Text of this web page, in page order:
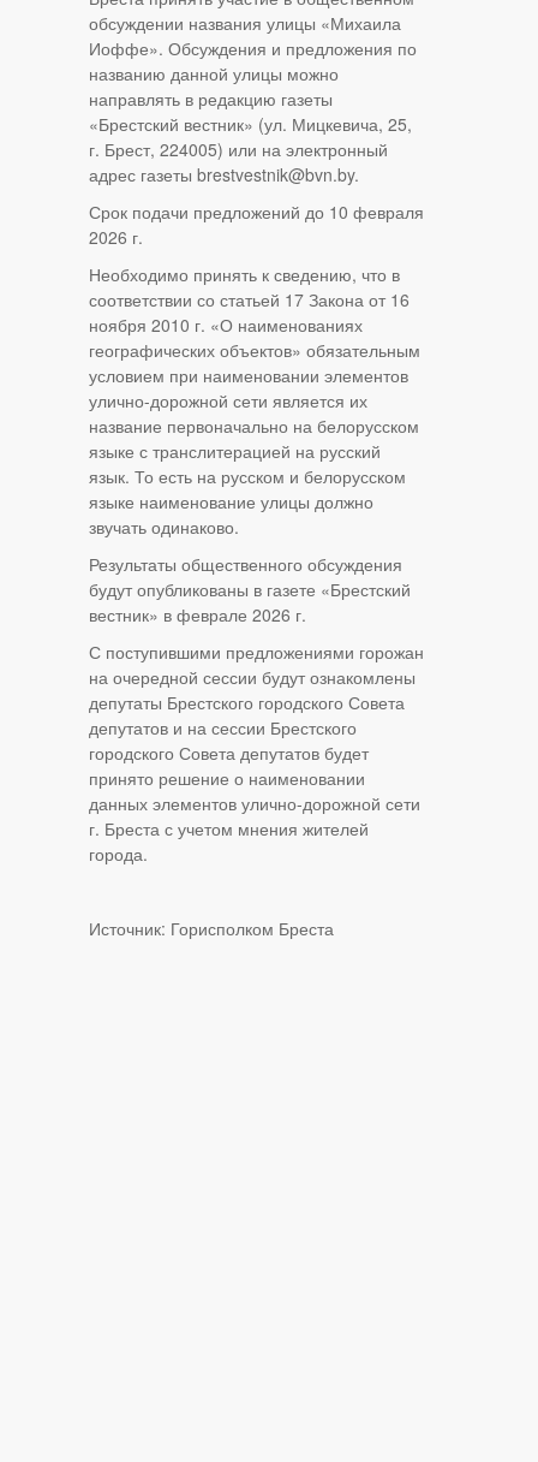
обсуждении названия улицы «Михаила
Иоффе». Обсуждения и предложения по
названию данной улицы можно
направлять в редакцию газеты
«Брестский вестник» (ул. Мицкевича, 25,
г. Брест, 224005) или на электронный
адрес газеты brestvestnik@bvn.by.
Срок подачи предложений до 10 февраля
2026 г.
Необходимо принять к сведению, что в
соответствии со статьей 17 Закона от 16
ноября 2010 г. «О наименованиях
географических объектов» обязательным
условием при наименовании элементов
улично-дорожной сети является их
название первоначально на белорусском
языке с транслитерацией на русский
язык. То есть на русском и белорусском
языке наименование улицы должно
звучать одинаково.
Результаты общественного обсуждения
будут опубликованы в газете «Брестский
вестник» в феврале 2026 г.
С поступившими предложениями горожан
на очередной сессии будут ознакомлены
депутаты Брестского городского Совета
депутатов и на сессии Брестского
городского Совета депутатов будет
принято решение о наименовании
данных элементов улично-дорожной сети
г. Бреста с учетом мнения жителей
города.
Источник: Горисполком Бреста